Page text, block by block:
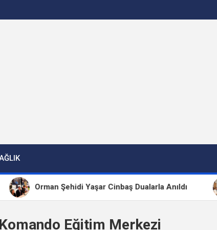
Orman Şehidi Yaşar Cinbaş Dualarla Anıldı
Eğitim Merkezi